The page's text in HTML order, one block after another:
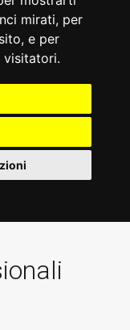
mirati, per
e per
visitatori.